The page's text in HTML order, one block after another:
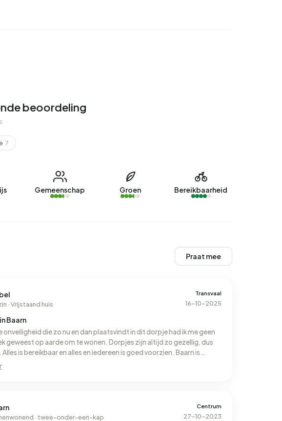
beoordeling
7
Gemeenschap Groen Bereikbaarheid
Praat mee
· Vrijstaand huis
Transvaal
16-10-2025
Baarn
onveiligheid die zo nu en dan plaatsvindt in dit dorpje had ik me geen
geweest op aarde om te wonen. Dorpjes zijn altijd zo gezellig, dus
is bereikbaar en alles en iedereen is goed voorzien. Baarn is
· twee-onder-een-kap
Centrum
27-10-2023